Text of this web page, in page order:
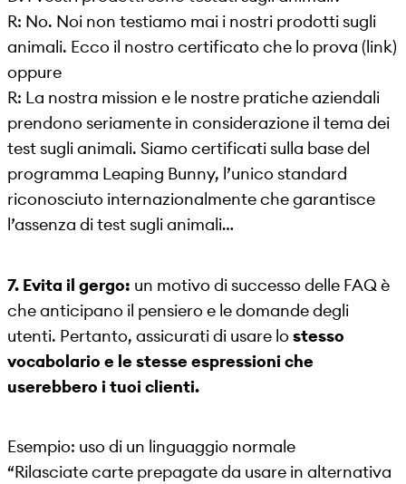
R: No. Noi non testiamo mai i nostri prodotti sugli
animali. Ecco il nostro certificato che lo prova (link)
oppure
R: La nostra mission e le nostre pratiche aziendali
prendono seriamente in considerazione il tema dei
test sugli animali. Siamo certificati sulla base del
programma Leaping Bunny, l’unico standard
riconosciuto internazionalmente che garantisce
l’assenza di test sugli animali…
7. Evita il gergo: un motivo di successo delle FAQ è
che anticipano il pensiero e le domande degli
utenti. Pertanto, assicurati di usare lostesso
vocabolario e le stesse espressioni che
userebbero i tuoi clienti.
Esempio: uso di un linguaggio normale
“Rilasciate carte prepagate da usare in alternativa